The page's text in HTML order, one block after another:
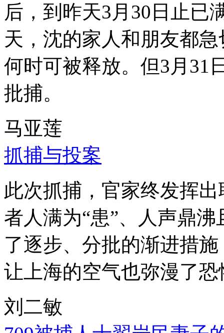
后，到昨天3月30日止已
天，沈的家人和朋友都
何时可被释放。但3月31
批捕。
马亚莲
抓捕与投案
此次抓捕，官家终发挥
者人满为“患”、人声鼎
了逐步、分批的渐进措
让上海的空气也弥漫了
刘二敏